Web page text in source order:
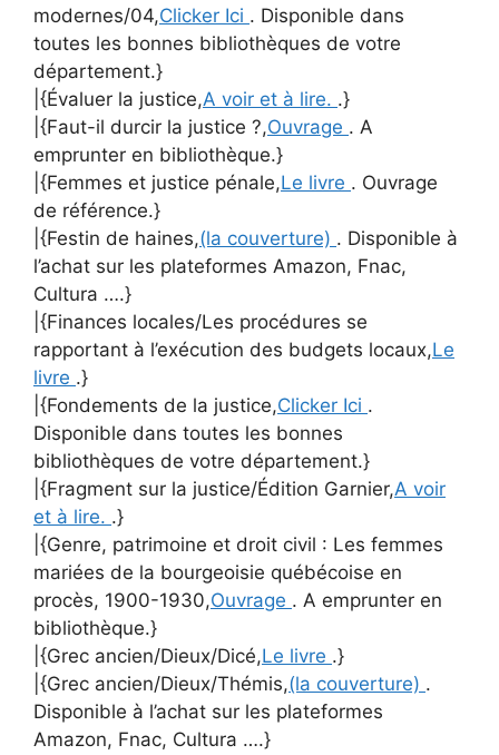
modernes/04,Clicker Ici . Disponible dans
toutes les bonnes bibliothèques de votre
département.}
|{Évaluer la justice,A voir et à lire. .}
|{Faut-il durcir la justice ?,Ouvrage . A
emprunter en bibliothèque.}
|{Femmes et justice pénale,Le livre . Ouvrage
de référence.}
|{Festin de haines,(la couverture) . Disponible à
l’achat sur les plateformes Amazon, Fnac,
Cultura ….}
|{Finances locales/Les procédures se
rapportant à l’exécution des budgets locaux,Le
livre .}
|{Fondements de la justice,Clicker Ici .
Disponible dans toutes les bonnes
bibliothèques de votre département.}
|{Fragment sur la justice/Édition Garnier,A voir
et à lire. .}
|{Genre, patrimoine et droit civil : Les femmes
mariées de la bourgeoisie québécoise en
procès, 1900-1930,Ouvrage . A emprunter en
bibliothèque.}
|{Grec ancien/Dieux/Dicé,Le livre .}
|{Grec ancien/Dieux/Thémis,(la couverture) .
Disponible à l’achat sur les plateformes
Amazon, Fnac, Cultura ….}